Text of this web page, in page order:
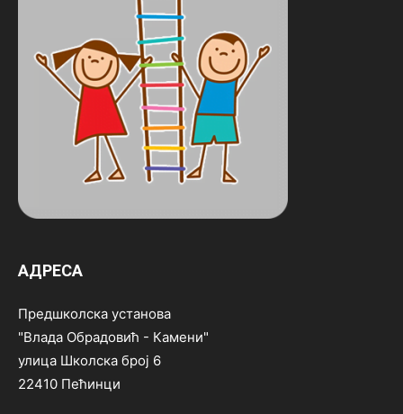
АДРЕСА
Предшколска установа
"Влада Обрадовић - Камени"
улица Школска број 6
22410 Пећинци